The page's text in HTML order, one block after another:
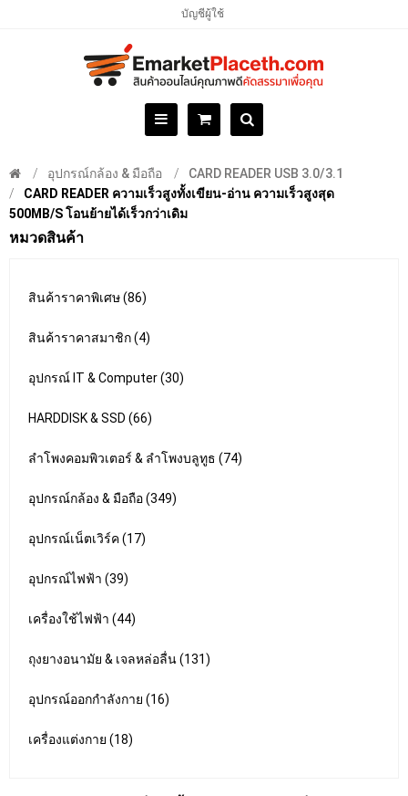
บัญชีผู้ใช้
อุปกรณ์กล้อง & มือถือ
CARD READER USB 3.0/3.1
CARD READER ความเร็วสูงทั้งเขียน-อ่าน ความเร็วสูงสุด
500MB/S โอนย้ายได้เร็วกว่าเดิม
หมวดสินค้า
สินค้าราคาพิเศษ (86)
สินค้าราคาสมาชิก (4)
อุปกรณ์ IT & Computer (30)
HARDDISK & SSD (66)
ลำโพงคอมพิวเตอร์ & ลำโพงบลูทูธ (74)
อุปกรณ์กล้อง & มือถือ (349)
อุปกรณ์เน็ตเวิร์ค (17)
อุปกรณ์ไฟฟ้า (39)
เครื่องใช้ไฟฟ้า (44)
ถุงยางอนามัย & เจลหล่อลื่น (131)
อุปกรณ์ออกกำลังกาย (16)
เครื่องแต่งกาย (18)